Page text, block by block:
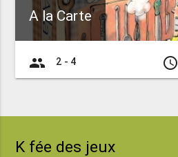
A la Carte
group 2 - 4 access_time
K fée des jeux